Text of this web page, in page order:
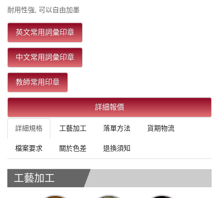
耐用性強, 可以自由加墨
英文常用詞彙印章
中文常用詞彙印章
教師常用印章
詳細報價
詳細規格 工藝加工 落單方法 貨期物流
檔案要求 關於色差 退換須知
工藝加工